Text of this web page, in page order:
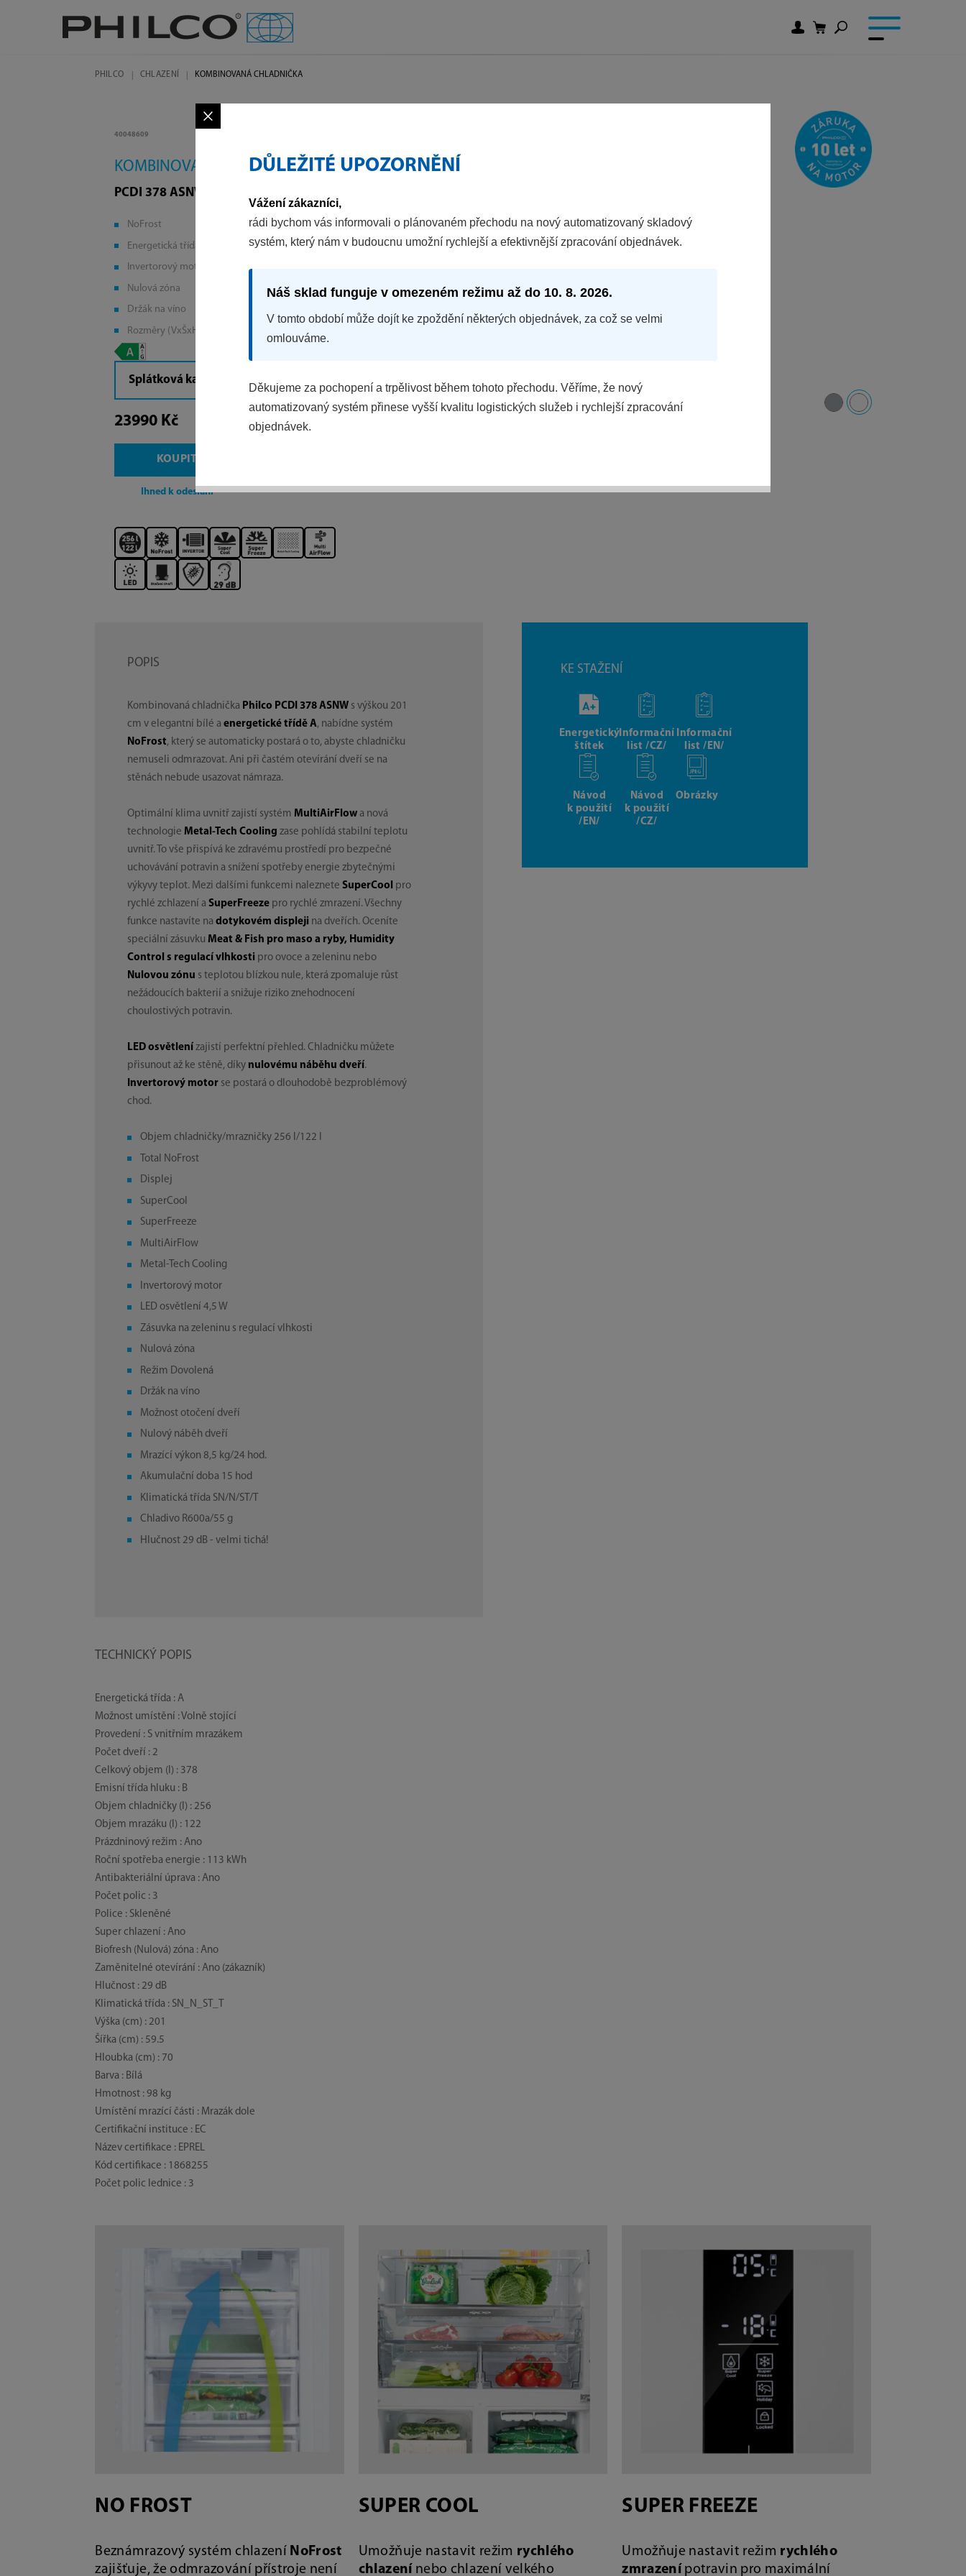
PHILCO CHLAZENÍ KOMBINOVANÁ CHLADNIČKA
40048609
KOMBINOVANÁ CHLADNIČKA
PCDI 378 ASNW
NoFrost
Energetická třída A
Invertorový motor
Nulová zóna
Držák na víno
Rozměry (VxŠxH): 201x59,5x70 cm
Splátková kalkulačka
23990 Kč
KOUPIT
Ihned k odeslání
POPIS
Kombinovaná chladnička Philco PCDI 378 ASNW s výškou 201
cm v elegantní bílé aenergetické třídě A, nabídne systém
NoFrost, který se automaticky postará o to, abyste chladničku
nemuseli odmrazovat. Ani při častém otevírání dveří se na
stěnách nebude usazovat námraza.
Optimální klima uvnitř zajistí systémMultiAirFlow a nová
technologieMetal-Tech Cooling zase pohlídá stabilní teplotu
uvnitř. To vše přispívá ke zdravému prostředí pro bezpečné
uchovávání potravin a snížení spotřeby energie zbytečnými
výkyvy teplot. Mezi dalšími funkcemi nalezneteSuperCool pro
rychlé zchlazení aSuperFreeze pro rychlé zmrazení. Všechny
funkce nastavíte nadotykovém displeji na dveřích. Oceníte
speciální zásuvkuMeat & Fish pro maso a ryby, Humidity
Control s regulací vlhkosti pro ovoce a zeleninu nebo
Nulovou zónu s teplotou blízkou nule, která zpomaluje růst
nežádoucích bakterií a snižuje riziko znehodnocení
choulostivých potravin.
LED osvětlení zajistí perfektní přehled. Chladničku můžete
přisunout až ke stěně, díky nulovému náběhu dveří.
Invertorový motor se postará o dlouhodobě bezproblémový
chod.
Objem chladničky/mrazničky 256 l/122 l
Total NoFrost
Displej
SuperCool
SuperFreeze
MultiAirFlow
Metal-Tech Cooling
Invertorový motor
LED osvětlení 4,5 W
Zásuvka na zeleninu s regulací vlhkosti
Nulová zóna
Režim Dovolená
Držák na víno
Možnost otočení dveří
Nulový náběh dveří
Mrazící výkon 8,5 kg/24 hod.
Akumulační doba 15 hod
Klimatická třída SN/N/ST/T
Chladivo R600a/55 g
Hlučnost 29 dB - velmi tichá!
TECHNICKÝ POPIS
Energetická třída : A
Možnost umístění : Volně stojící
Provedení : S vnitřním mrazákem
Počet dveří : 2
Celkový objem (l) : 378
Emisní třída hluku : B
Objem chladničky (l) : 256
Objem mrazáku (l) : 122
Prázdninový režim : Ano
Roční spotřeba energie : 113 kWh
Antibakteriální úprava : Ano
Počet polic : 3
Police : Skleněné
Super chlazení : Ano
Biofresh (Nulová) zóna : Ano
Zaměnitelné otevírání : Ano (zákazník)
Hlučnost : 29 dB
Klimatická třída : SN_N_ST_T
Výška (cm) : 201
Šířka (cm) : 59.5
Hloubka (cm) : 70
Barva : Bílá
Hmotnost : 98 kg
Umístění mrazící části : Mrazák dole
Certifikační instituce : EC
Název certifikace : EPREL
Kód certifikace : 1868255
Počet polic lednice : 3
KE STAŽENÍ
Energetický
štítek
Informační
list /CZ/
Informační
list /EN/
Návod
k použití
/EN/
Návod
k použití
/CZ/
Obrázky
NO FROST
Beznámrazový systém chlazení NoFrost
zajišťuje, že odmrazování přístroje není
SUPER COOL
Umožňuje nastavit režim rychlého
chlazení nebo chlazení velkého
SUPER FREEZE
Umožňuje nastavit režim rychlého
zmrazenípotravin pro maximální
×
DŮLEŽITÉ UPOZORNĚNÍ
Vážení zákazníci,
rádi bychom vás informovali o plánovaném přechodu na nový automatizovaný skladový
systém, který nám v budoucnu umožní rychlejší a efektivnější zpracování objednávek.
Náš sklad funguje v omezeném režimu až do 10. 8. 2026.
V tomto období může dojít ke zpoždění některých objednávek, za což se velmi
omlouváme.
Děkujeme za pochopení a trpělivost během tohoto přechodu. Věříme, že nový
automatizovaný systém přinese vyšší kvalitu logistických služeb i rychlejší zpracování
objednávek.